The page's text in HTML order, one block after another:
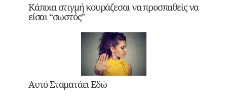
Κάποια στιγμή κουράζεσαι να προσπαθείς να
είσαι “σωστός”
Αυτό Σταματάει Εδώ